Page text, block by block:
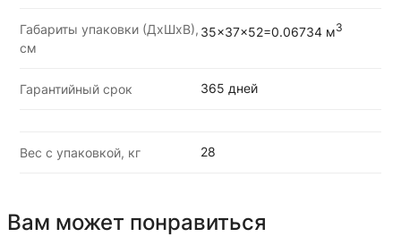
Габариты упаковки (ДхШхВ),
см
35x37x52=0.06734 м3
Гарантийный срок 365 дней
Вес с упаковкой, кг 28
Вам может понравиться